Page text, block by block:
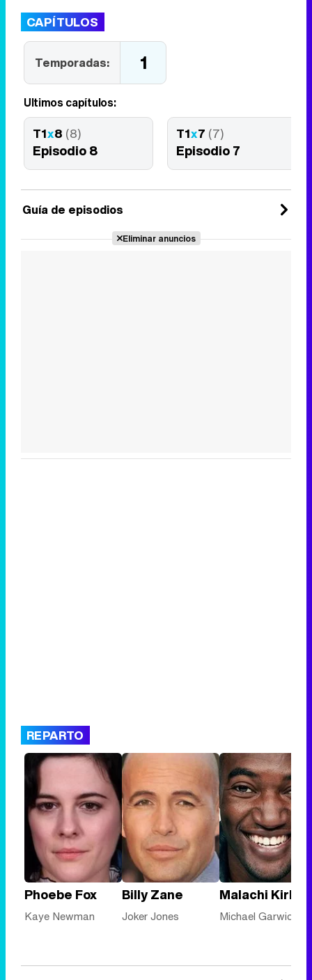
CAPÍTULOS
Temporadas: 1
Últimos capítulos:
T1x8 (8)
Episodio 8
T1x7 (7)
Episodio 7
Guía de episodios
Eliminar anuncios
REPARTO
Phoebe Fox
Kaye Newman
Billy Zane
Joker Jones
Malachi Kirby
Michael Garwick